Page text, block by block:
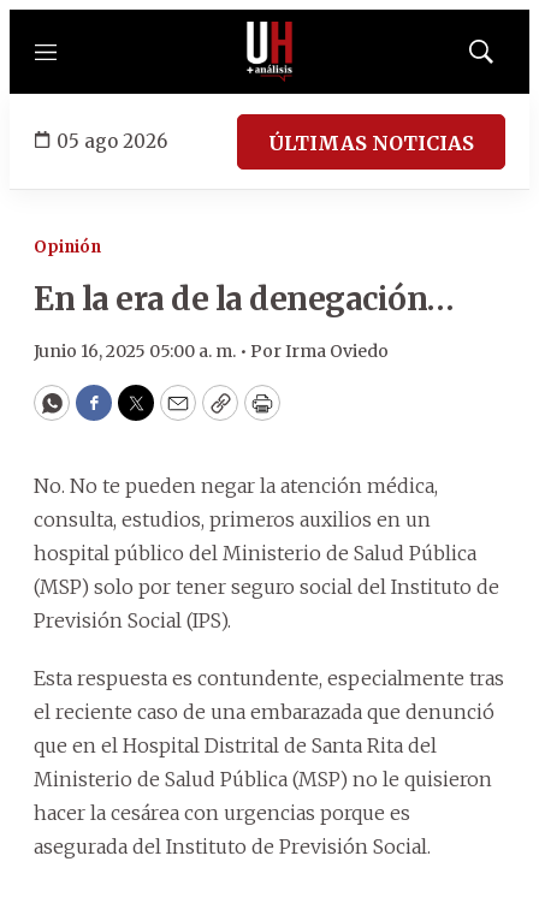
Menú
Mostrar
05 ago 2026 ÚLTIMAS NOTICIAS
Opinión
En la era de la denegación…
Junio 16, 2025 05:00 a. m. • PorIrma Oviedo
WhatsApp
Facebook
Twitter
EmailCopyPrint
No. No te pueden negar la atención médica,
consulta, estudios, primeros auxilios en un
hospital público del Ministerio de Salud Pública
(MSP) solo por tener seguro social del Instituto de
Previsión Social (IPS).
Esta respuesta es contundente, especialmente tras
el reciente caso de una embarazada que denunció
que en el Hospital Distrital de Santa Rita del
Ministerio de Salud Pública (MSP) no le quisieron
hacer la cesárea con urgencias porque es
asegurada del Instituto de Previsión Social.